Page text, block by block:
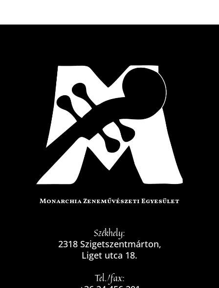
Monarchia Zeneművészeti Egyesület
Székhely:
2318 Szigetszentmárton,
Liget utca 18.
Tel./fax: